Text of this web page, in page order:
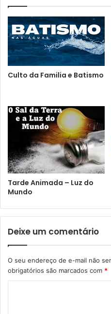
Culto da Familia e Batismo
Tarde Animada – Luz do
Mundo
Deixe um comentário
O seu endereço de e-mail não
obrigatórios são marcados com *